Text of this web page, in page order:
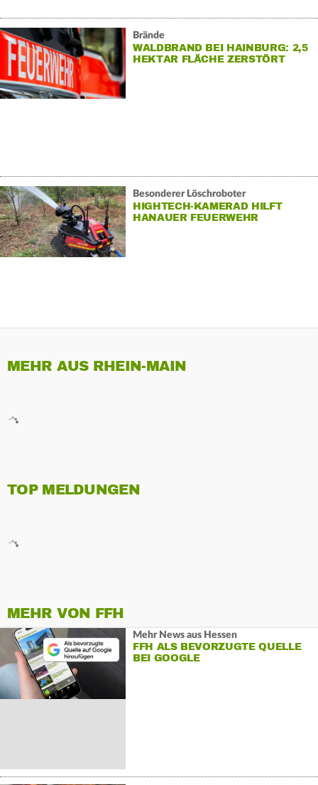
Brände
WALDBRAND BEI HAINBURG: 2,5
HEKTAR FLÄCHE ZERSTÖRT
Besonderer Löschroboter
HIGHTECH-KAMERAD HILFT
HANAUER FEUERWEHR
MEHR AUS RHEIN-MAIN
TOP MELDUNGEN
MEHR VON FFH
Mehr News aus Hessen
FFH ALS BEVORZUGTE QUELLE
BEI GOOGLE